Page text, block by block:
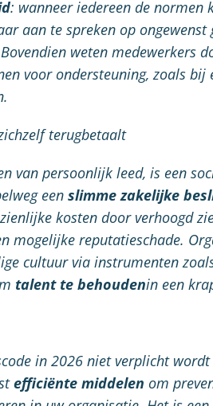
: wanneer iedereen de normen
aan te spreken op ongewenst
weten medewerkers
voor ondersteuning, zoals bij
terugbetaalt
van persoonlijk leed, is een
een slimme zakelijke
kosten door verhoogd
mogelijke reputatieschade.
cultuur via instrumenten
talent te behoudenin een
in 2026 niet verplicht
efficiënte middelen om